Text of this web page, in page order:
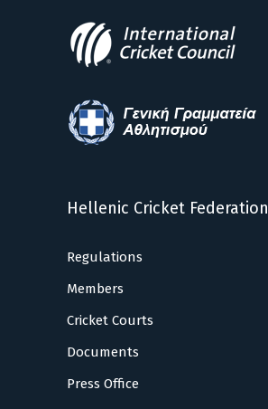
Hellenic Cricket Federation
Regulations
Members
Cricket Courts
Documents
Press Office